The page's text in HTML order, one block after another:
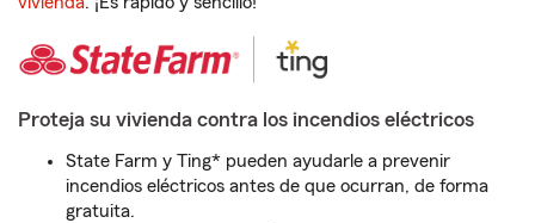
Proteja su vivienda contra los incendios eléctricos
State Farm y Ting* pueden ayudarle a prevenir
incendios eléctricos antes de que ocurran, de forma
gratuita.